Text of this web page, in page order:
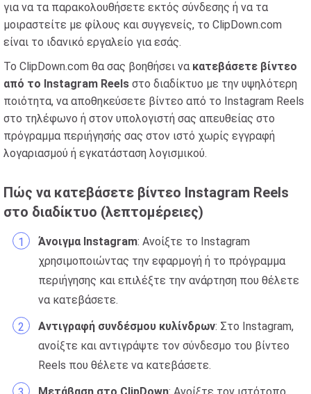
για να τα παρακολουθήσετε εκτός σύνδεσης ή να τα
μοιραστείτε με φίλους και συγγενείς, το ClipDown.com
είναι το ιδανικό εργαλείο για εσάς.
Το ClipDown.com θα σας βοηθήσει να κατεβάσετε βίντεο
από το Instagram Reels στο διαδίκτυο με την υψηλότερη
ποιότητα, να αποθηκεύσετε βίντεο από το Instagram Reels
στο τηλέφωνο ή στον υπολογιστή σας απευθείας στο
πρόγραμμα περιήγησής σας στον ιστό χωρίς εγγραφή
λογαριασμού ή εγκατάσταση λογισμικού.
Πώς να κατεβάσετε βίντεο Instagram Reels
στο διαδίκτυο (λεπτομέρειες)
Άνοιγμα Instagram: Ανοίξτε το Instagram
χρησιμοποιώντας την εφαρμογή ή το πρόγραμμα
περιήγησης και επιλέξτε την ανάρτηση που θέλετε
να κατεβάσετε.
Αντιγραφή συνδέσμου κυλίνδρων: Στο Instagram,
ανοίξτε και αντιγράψτε τον σύνδεσμο του βίντεο
Reels που θέλετε να κατεβάσετε.